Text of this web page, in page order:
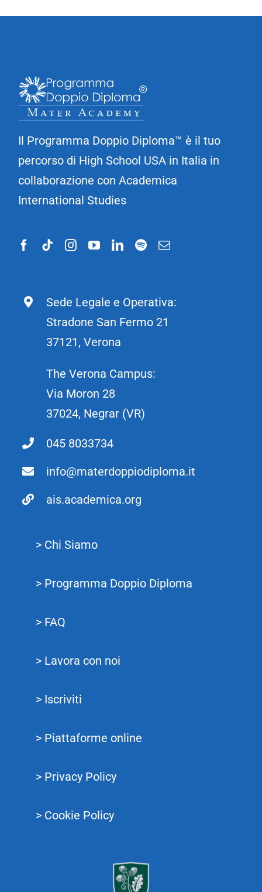
Il Programma Doppio Diploma™ è il tuo
percorso di High School USA in Italia in
collaborazione con Academica
International Studies
Sede Legale e Operativa:
Stradone San Fermo 21
37121, Verona
The Verona Campus:
Via Moron 28
37024, Negrar (VR)
045 8033734
info@materdoppiodiploma.it
ais.academica.org
> Chi Siamo
> Programma Doppio Diploma
> FAQ
> Lavora con noi
> Iscriviti
> Piattaforme online
> Privacy Policy
> Cookie Policy